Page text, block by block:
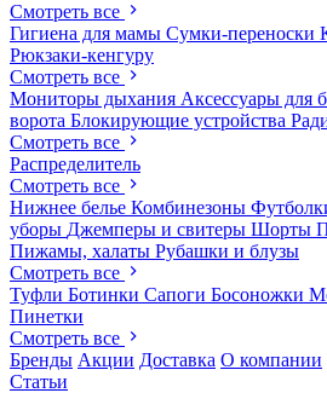
Смотреть все
Гигиена для мамы Сумки-переноски
Рюкзаки-кенгуру
Смотреть все
Мониторы дыхания Аксессуары для
ворота Блокирующие устройства
Смотреть все
Распределитель
Смотреть все
Нижнее белье Комбинезоны
уборы Джемперы и свитеры Шорты
Пижамы, халаты Рубашки и блузы
Смотреть все
Туфли Ботинки Сапоги Босоножки
Пинетки
Смотреть все
Бренды Акции Доставка О компании
Статьи